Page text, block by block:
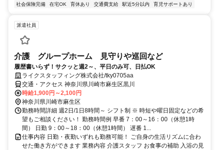
社会保険完備
在宅OK 育休あり 交通費支給 駅近5分以内 育児サポートあり
派遣社員
介護 グループホーム 見守りや巡回など
履歴書いらず！サクッと週2～、平日のみ可、日払OK
ライクスタッフィング株式会社/tky0705aa
交通・アクセス 神奈川県川崎市麻生区黒川
時給1,900円～2,100円
神奈川県川崎市麻生区
勤務時間詳細 週2日/1日8時間～ シフト制 ※ 時短や曜日固定などの希
望もご相談ください！ 勤務時間例 早番 7：00～16：00（休憩1時
間） 日勤 9：00～18：00（休憩1時間） 遅番 1...
仕事内容 日勤・夜勤いずれも勤務可能！ ご自身の生活リズムに合わ
せた働き方ができます 業務内容 介護スタッフ お食事の補助 入浴の見